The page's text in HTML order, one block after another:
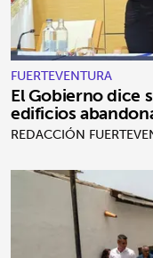
FUERTEVENTURA
El Gobierno dice
edificios
REDACCIÓN